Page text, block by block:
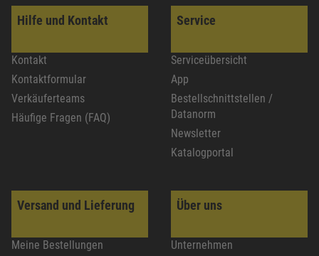
Hilfe und Kontakt
Kontakt
Kontaktformular
Verkäuferteams
Häufige Fragen (FAQ)
Service
Serviceübersicht
App
Bestellschnittstellen /
Datanorm
Newsletter
Katalogportal
Versand und Lieferung
Meine Bestellungen
Über uns
Unternehmen